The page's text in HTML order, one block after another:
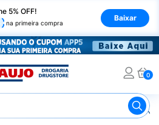
5% OFF!
na primeira compra
Baixar
0
Maionese Vegana NotCo